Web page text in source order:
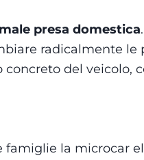
presa domestica
radicalmente le
del veicolo,
la microcar